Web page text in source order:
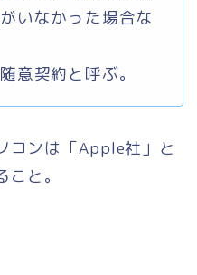
いなかった場合な
意契約と呼ぶ。
コンは「Apple社」と
と。